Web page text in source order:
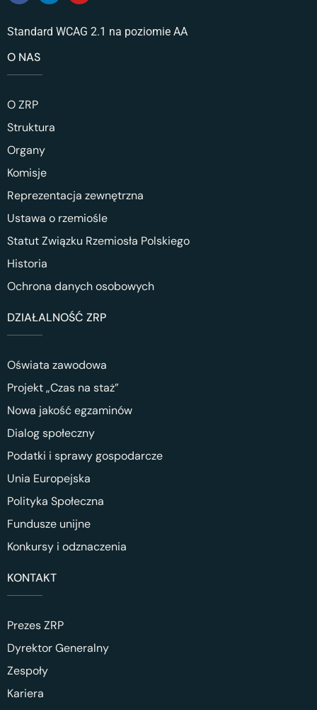
Standard WCAG 2.1 na poziomie AA
O NAS
O ZRP
Struktura
Organy
Komisje
Reprezentacja zewnętrzna
Ustawa o rzemiośle
Statut Związku Rzemiosła Polskiego
Historia
Ochrona danych osobowych
DZIAŁALNOŚĆ ZRP
Oświata zawodowa
Projekt „Czas na staż”
Nowa jakość egzaminów
Dialog społeczny
Podatki i sprawy gospodarcze
Unia Europejska
Polityka Społeczna
Fundusze unijne
Konkursy i odznaczenia
KONTAKT
Prezes ZRP
Dyrektor Generalny
Zespoły
Kariera